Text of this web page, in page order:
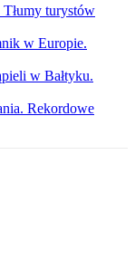
turystów
w Europie.
w Bałtyku.
Rekordowe